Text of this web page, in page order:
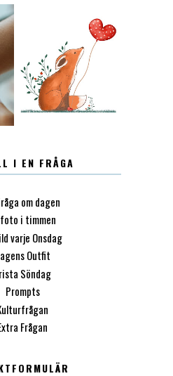
LUGN
I EN FRÅGA
om dagen
foto i timmen
varje Onsdag
Outfit
Söndag
Prompts
Frågan